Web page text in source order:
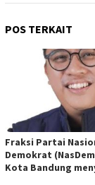
POS TERKAIT
Fraksi Partai
Demokrat
Kota Bandung